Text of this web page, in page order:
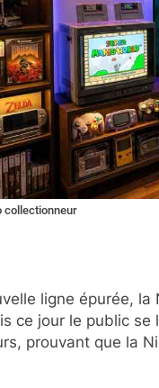
collectionneur
ligne épurée,
ce jour le public se
prouvant que la